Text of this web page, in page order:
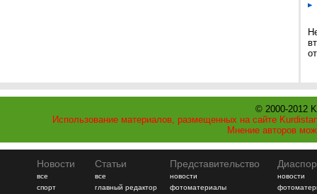
© 2000-2012
Использование материалов, размещенных на сайте
Мнение авторов
Новости
все
спорт
Статьи
все
главный редактор
Представительство
новости
фотоматериалы
новости